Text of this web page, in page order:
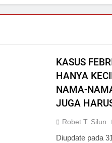
Bulan Bakti Pramuka
Kadis PUPR Rohul
KASUS
HANYA
NAMA-
JUGA
Robet T. Silun
Diupdate pada